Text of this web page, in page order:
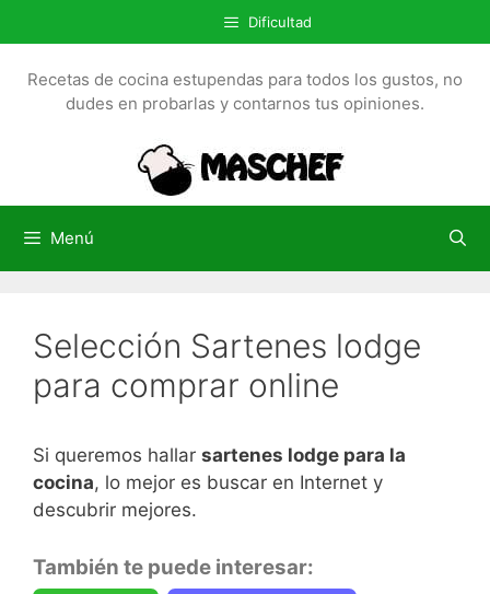
a
l
Dificultad
Recetas de cocina estupendas para todos los gustos, no
dudes en probarlas y contarnos tus opiniones.
Menú
Selección Sartenes lodge
para comprar online
Si queremos hallar sartenes lodge para la
cocina, lo mejor es buscar en Internet y
descubrir mejores.
También te puede interesar: